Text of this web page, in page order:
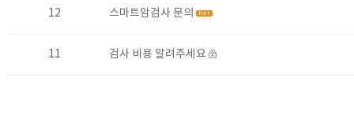
12 스마트암검사 문의
11 검사 비용 알려주세요